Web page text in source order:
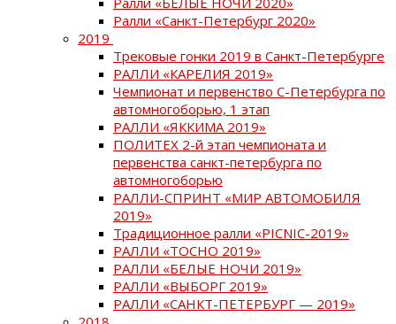
Ралли «Санкт-Петербург 2020»
2019
Трековые гонки 2019 в Санкт-Петербурге
РАЛЛИ «КАРЕЛИЯ 2019»
Чемпионат и первенство С-Петербурга по
автомногоборью, 1 этап
РАЛЛИ «ЯККИМА 2019»
ПОЛИТЕХ 2-й этап чемпионата и
первенства санкт-петербурга по
автомногоборью
РАЛЛИ-СПРИНТ «МИР АВТОМОБИЛЯ
2019»
Традиционное ралли «PICNIC-2019»
РАЛЛИ «ТОСНО 2019»
РАЛЛИ «БЕЛЫЕ НОЧИ 2019»
РАЛЛИ «ВЫБОРГ 2019»
РАЛЛИ «САНКТ-ПЕТЕРБУРГ — 2019»